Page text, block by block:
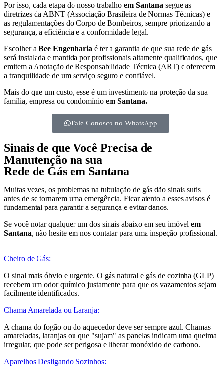
Por isso, cada etapa do nosso trabalho em Santana segue as
diretrizes da ABNT (Associação Brasileira de Normas Técnicas) e
as regulamentações do Corpo de Bombeiros, sempre priorizando a
segurança, a eficiência e a conformidade legal.
Escolher a Bee Engenharia é ter a garantia de que sua rede de gás
será instalada e mantida por profissionais altamente qualificados, que
emitem a Anotação de Responsabilidade Técnica (ART) e oferecem
a tranquilidade de um serviço seguro e confiável.
Mais do que um custo, esse é um investimento na proteção da sua
família, empresa ou condomínio em Santana.
Fale Conosco no WhatsApp
Sinais de que Você Precisa de
Manutenção na sua
Rede de Gás em Santana
Muitas vezes, os problemas na tubulação de gás dão sinais sutis
antes de se tornarem uma emergência. Ficar atento a esses avisos é
fundamental para garantir a segurança e evitar danos.
Se você notar qualquer um dos sinais abaixo em seu imóvel em
Santana, não hesite em nos contatar para uma inspeção profissional.
Cheiro de Gás:
O sinal mais óbvio e urgente. O gás natural e gás de cozinha (GLP)
recebem um odor químico justamente para que os vazamentos sejam
facilmente identificados.
Chama Amarelada ou Laranja:
A chama do fogão ou do aquecedor deve ser sempre azul. Chamas
amareladas, laranjas ou que "sujam" as panelas indicam uma queima
irregular, que pode ser perigosa e liberar monóxido de carbono.
Aparelhos Desligando Sozinhos: